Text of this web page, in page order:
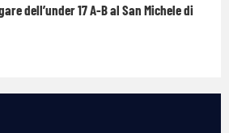
dell’under 17 A-B al San Michele di